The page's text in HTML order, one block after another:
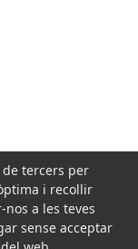
tercers per
i recollir
a les teves
sense acceptar